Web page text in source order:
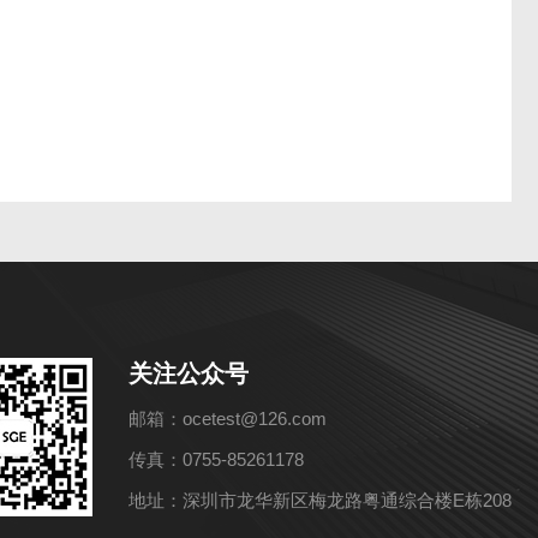
关注公众号
邮箱：ocetest@126.com
传真：0755-85261178
地址：深圳市龙华新区梅龙路粤通综合楼E栋208